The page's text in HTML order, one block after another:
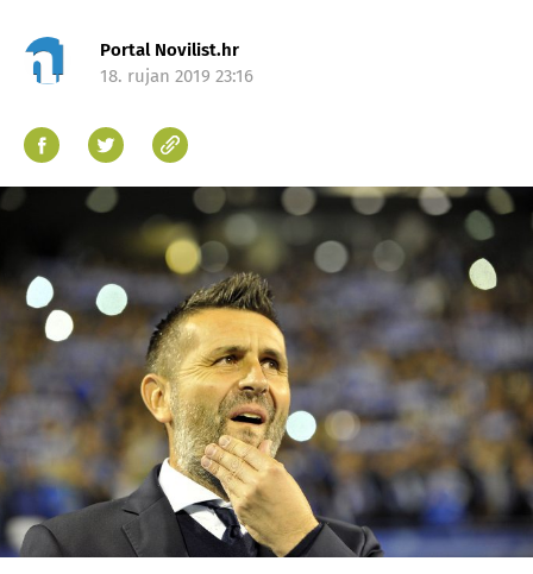
Portal Novilist.hr
18. rujan 2019 23:16